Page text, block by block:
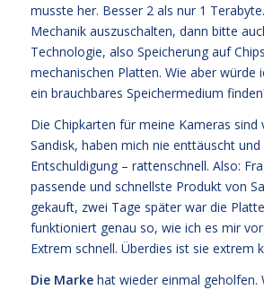
musste her. Besser 2 als nur 1
Mechanik auszuschalten, dann bitte
Technologie, also Speicherung auf
mechanischen Platten. Wie aber würde
ein brauchbares Speichermedium
Die Chipkarten für meine Kameras sind
Sandisk, haben mich nie enttäuscht und
Entschuldigung – rattenschnell. Also:
passende und schnellste Produkt von
gekauft, zwei Tage später war die
funktioniert genau so, wie ich es mir
Extrem schnell. Überdies ist sie extrem
Die Markehat wieder einmal geholfen.